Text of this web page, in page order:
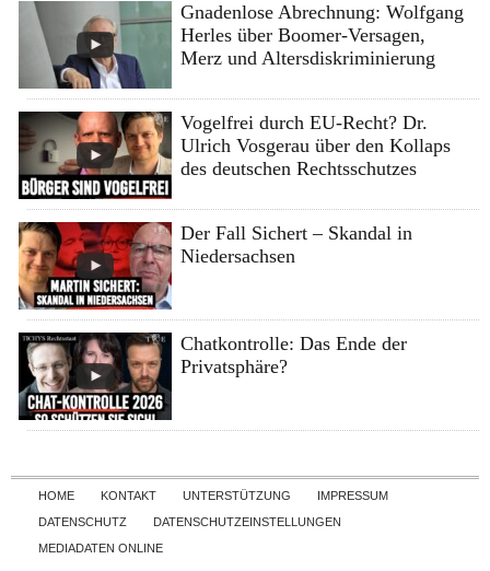
Gnadenlose Abrechnung: Wolfgang
Herles über Boomer-Versagen,
Merz und Altersdiskriminierung
Vogelfrei durch EU-Recht? Dr.
Ulrich Vosgerau über den Kollaps
des deutschen Rechtsschutzes
Der Fall Sichert – Skandal in
Niedersachsen
Chatkontrolle: Das Ende der
Privatsphäre?
Skip to content
HOME KONTAKT UNTERSTÜTZUNG
IMPRESSUM
DATENSCHUTZ
DATENSCHUTZEINSTELLUNGEN
MEDIADATEN ONLINE